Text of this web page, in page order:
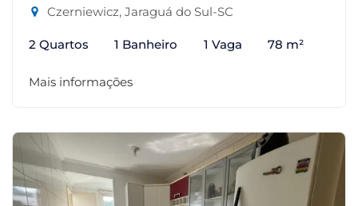
Czerniewicz, Jaraguá do Sul-SC
2 Quartos 1 Banheiro 1 Vaga 78 m²
Mais informações